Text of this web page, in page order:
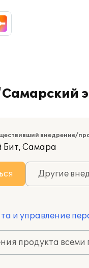
внедрение/
Бит, Самара
Другие
и управление
продукта